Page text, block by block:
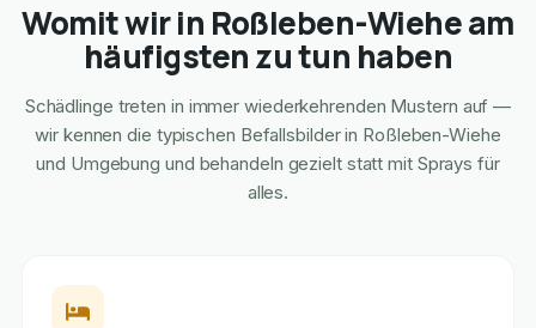
Womit wir in Roßleben-Wiehe am
häufigsten zu tun haben
Schädlinge treten in immer wiederkehrenden Mustern auf —
wir kennen die typischen Befallsbilder in Roßleben-Wiehe
und Umgebung und behandeln gezielt statt mit Sprays für
alles.